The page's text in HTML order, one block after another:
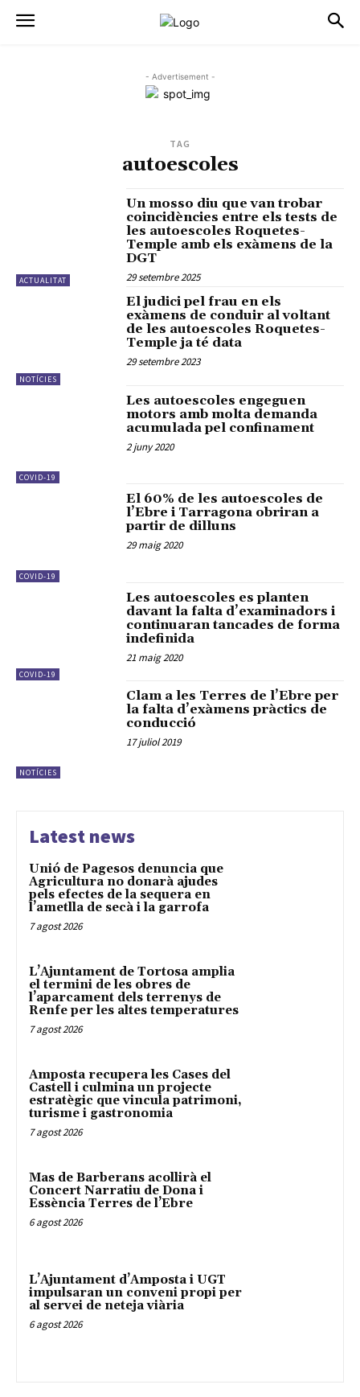
- Advertisement -
TAG
autoescoles
ACTUALITAT
Un mosso diu que van trobar
coincidències entre els tests de
les autoescoles Roquetes-
Temple amb els exàmens de la
DGT
29 setembre 2025
NOTÍCIES
El judici pel frau en els
exàmens de conduir al voltant
de les autoescoles Roquetes-
Temple ja té data
29 setembre 2023
COVID-19
Les autoescoles engeguen
motors amb molta demanda
acumulada pel confinament
2 juny 2020
COVID-19
El 60% de les autoescoles de
l’Ebre i Tarragona obriran a
partir de dilluns
29 maig 2020
COVID-19
Les autoescoles es planten
davant la falta d’examinadors i
continuaran tancades de forma
indefinida
21 maig 2020
NOTÍCIES
Clam a les Terres de l’Ebre per
la falta d’exàmens pràctics de
conducció
17 juliol 2019
Latest news
Unió de Pagesos denuncia que
Agricultura no donarà ajudes
pels efectes de la sequera en
l’ametlla de secà i la garrofa
7 agost 2026
L’Ajuntament de Tortosa amplia
el termini de les obres de
l’aparcament dels terrenys de
Renfe per les altes temperatures
7 agost 2026
Amposta recupera les Cases del
Castell i culmina un projecte
estratègic que vincula patrimoni,
turisme i gastronomia
7 agost 2026
Mas de Barberans acollirà el
Concert Narratiu de Dona i
Essència Terres de l’Ebre
6 agost 2026
L’Ajuntament d’Amposta i UGT
impulsaran un conveni propi per
al servei de neteja viària
6 agost 2026